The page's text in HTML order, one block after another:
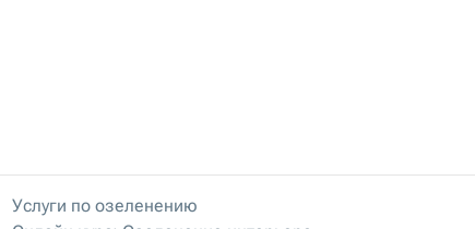
Услуги по озеленению